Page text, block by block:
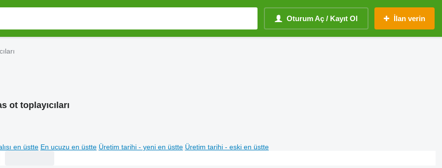
Oturum Aç / Kayıt Ol İlan verin
ot toplayıcıları
en üstte En ucuzu en üstte Üretim tarihi - yeni en üstte Üretim tarihi - eski en üstte